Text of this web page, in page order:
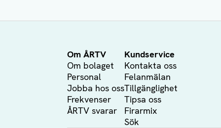
Om ÅRTV
Om bolaget
Personal
Jobba hos oss
Frekvenser
ÅRTV svarar
Kundservice
Kontakta oss
Felanmälan
Tillgänglighet
Tipsa oss
Firarmix
Sök